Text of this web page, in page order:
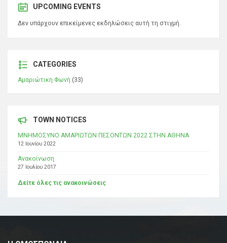
UPCOMING EVENTS
Δεν υπάρχουν επικείμενες εκδηλώσεις αυτή τη στιγμή.
CATEGORIES
Αμαριώτικη Φωνή (33)
TOWN NOTICES
ΜΝΗΜΟΣΥΝΟ ΑΜΑΡΙΩΤΩΝ ΠΕΣΟΝΤΩΝ 2022 ΣΤΗΝ ΑΘΗΝΑ
12 Ιουνίου 2022
Ανακοίνωση
27 Ιουλίου 2017
Δείτε όλες τις ανακοινώσεις